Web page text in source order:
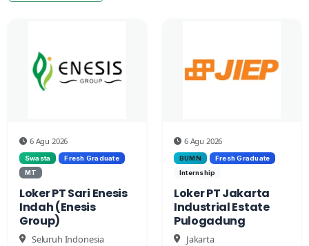
6 Agu 2026
Swasta
Fresh Graduate
MT
Loker PT Sari Enesis
Indah (Enesis
Group)
Seluruh Indonesia
6 Agu 2026
BUMN
Fresh Graduate
Internship
Loker PT Jakarta
Industrial Estate
Pulogadung
Jakarta